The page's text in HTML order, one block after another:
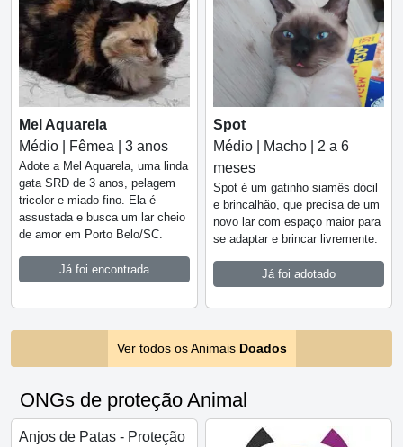
Mel Aquarela
Médio | Fêmea | 3 anos
Adote a Mel Aquarela, uma linda
gata SRD de 3 anos, pelagem
tricolor e miado fino. Ela é
assustada e busca um lar cheio
de amor em Porto Belo/SC.
Já foi encontrada
Spot
Médio | Macho | 2 a 6
meses
Spot é um gatinho siamês dócil
e brincalhão, que precisa de um
novo lar com espaço maior para
se adaptar e brincar livremente.
Já foi adotado
Ver todos os Animais Doados
ONGs de proteção Animal
Anjos de Patas - Proteção